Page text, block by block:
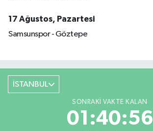
17 Ağustos, Pazartesi
Samsunspor - Göztepe
İSTANBUL
SONRAKI VAKTE KALAN
01:40:56